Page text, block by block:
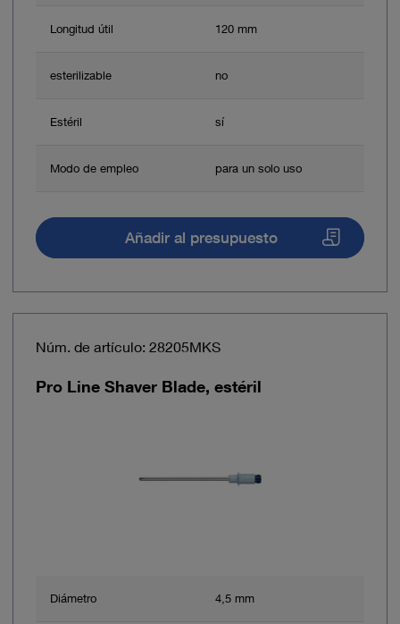
Longitud útil 120 mm
esterilizable no
Estéril sí
Modo de empleo para un solo uso
Añadir al presupuesto
Núm. de artículo: 28205MKS
Pro Line Shaver Blade, estéril
Diámetro 4,5 mm